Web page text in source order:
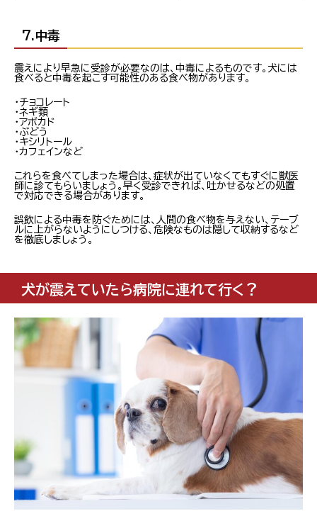
7.中毒
震えにより早急に受診が必要なのは、中毒によるものです。犬には
食べると中毒を起こす可能性のある食べ物があります。
・チョコレート
・ネギ類
・アボカド
・ぶどう
・キシリトール
・カフェインなど
これらを食べてしまった場合は、症状が出ていなくてもすぐに獣医
師に診てもらいましょう。早く受診できれば、吐かせるなどの処置
で対応できる場合があります。
誤飲による中毒を防ぐためには、人間の食べ物を与えない、テーブ
ルに上がらないようにしつける、危険なものは隠して収納するなど
を徹底しましょう。
犬が震えていたら病院に連れて行く？